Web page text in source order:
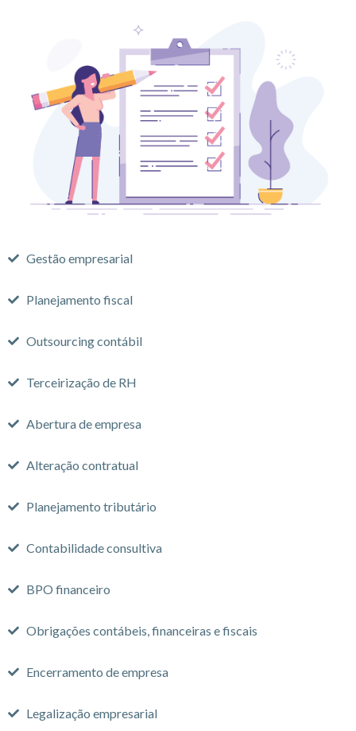
Gestão empresarial
Planejamento fiscal
Outsourcing contábil
Terceirização de RH
Abertura de empresa
Alteração contratual
Planejamento tributário
Contabilidade consultiva
BPO financeiro
Obrigações contábeis, financeiras e fiscais
Encerramento de empresa
Legalização empresarial